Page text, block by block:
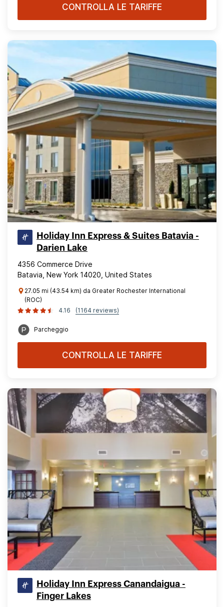
CONTROLLA LE TARIFFE
Holiday Inn Express & Suites Batavia -
Darien Lake
4356 Commerce Drive
Batavia, New York 14020, United States
27.05 mi (43.54 km) da Greater Rochester International
(ROC)
4.16
(1164 reviews)
Parcheggio
CONTROLLA LE TARIFFE
Holiday Inn Express Canandaigua -
Finger Lakes